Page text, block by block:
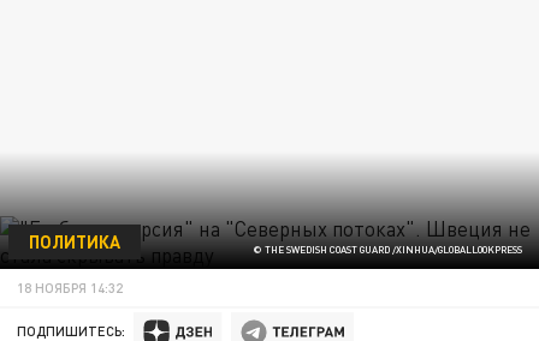
© THE SWEDISH COAST GUARD /XINHUA/GLOBALLOOKPRESS
ПОЛИТИКА
18 НОЯБРЯ 14:32
ПОДПИШИТЕСЬ: